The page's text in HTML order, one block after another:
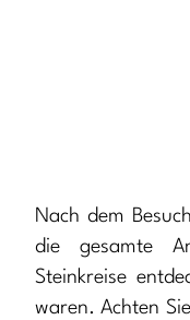
Nach dem
die gesamte
Steinkreise
waren. Achten